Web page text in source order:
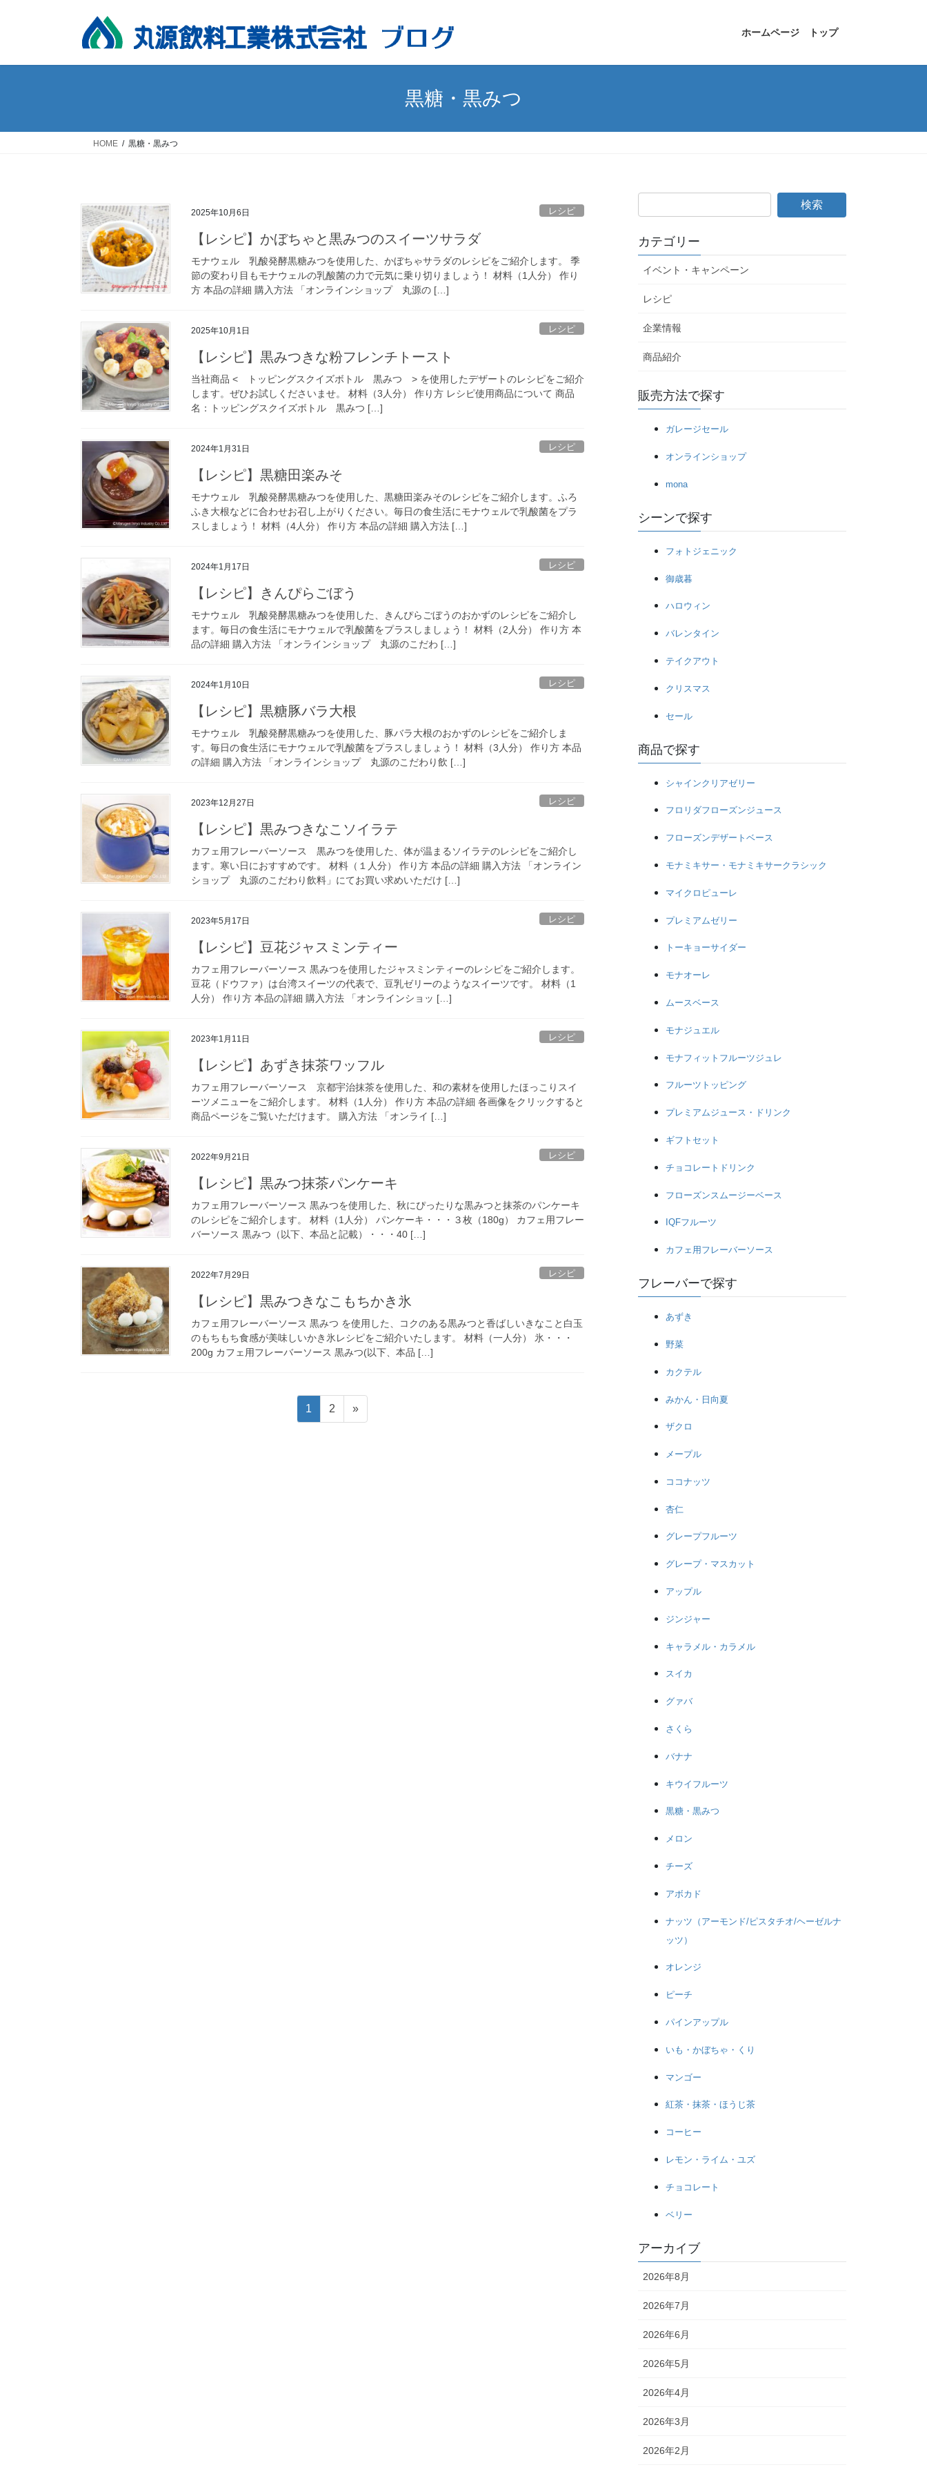
ホームページ トップ
黒糖・黒みつ
HOME 黒糖・黒みつ
2025年10月6日 レシピ
【レシピ】かぼちゃと黒みつのスイーツサラダ
モナウェル 乳酸発酵黒糖みつを使用した、かぼちゃサラダのレシピをご紹介します。 季
節の変わり目もモナウェルの乳酸菌の力で元気に乗り切りましょう！ 材料（1人分） 作り
方 本品の詳細 購入方法 「オンラインショップ 丸源の […]
2025年10月1日 レシピ
【レシピ】黒みつきな粉フレンチトースト
当社商品 < トッピングスクイズボトル 黒みつ > を使用したデザートのレシピをご紹介
します。ぜひお試しくださいませ。 材料（3人分） 作り方 レシピ使用商品について 商品
名：トッピングスクイズボトル 黒みつ […]
2024年1月31日 レシピ
【レシピ】黒糖田楽みそ
モナウェル 乳酸発酵黒糖みつを使用した、黒糖田楽みそのレシピをご紹介します。ふろ
ふき大根などに合わせお召し上がりください。毎日の食生活にモナウェルで乳酸菌をプラ
スしましょう！ 材料（4人分） 作り方 本品の詳細 購入方法 […]
2024年1月17日 レシピ
【レシピ】きんぴらごぼう
モナウェル 乳酸発酵黒糖みつを使用した、きんぴらごぼうのおかずのレシピをご紹介し
ます。毎日の食生活にモナウェルで乳酸菌をプラスしましょう！ 材料（2人分） 作り方 本
品の詳細 購入方法 「オンラインショップ 丸源のこだわ […]
2024年1月10日 レシピ
【レシピ】黒糖豚バラ大根
モナウェル 乳酸発酵黒糖みつを使用した、豚バラ大根のおかずのレシピをご紹介しま
す。毎日の食生活にモナウェルで乳酸菌をプラスしましょう！ 材料（3人分） 作り方 本品
の詳細 購入方法 「オンラインショップ 丸源のこだわり飲 […]
2023年12月27日 レシピ
【レシピ】黒みつきなこソイラテ
カフェ用フレーバーソース 黒みつを使用した、体が温まるソイラテのレシピをご紹介し
ます。寒い日におすすめです。 材料（１人分） 作り方 本品の詳細 購入方法 「オンライン
ショップ 丸源のこだわり飲料」にてお買い求めいただけ […]
2023年5月17日 レシピ
【レシピ】豆花ジャスミンティー
カフェ用フレーバーソース 黒みつを使用したジャスミンティーのレシピをご紹介します。
豆花（ドウファ）は台湾スイーツの代表で、豆乳ゼリーのようなスイーツです。 材料（1
人分） 作り方 本品の詳細 購入方法 「オンラインショッ […]
2023年1月11日 レシピ
【レシピ】あずき抹茶ワッフル
カフェ用フレーバーソース 京都宇治抹茶を使用した、和の素材を使用したほっこりスイ
ーツメニューをご紹介します。 材料（1人分） 作り方 本品の詳細 各画像をクリックすると
商品ページをご覧いただけます。 購入方法 「オンライ […]
2022年9月21日 レシピ
【レシピ】黒みつ抹茶パンケーキ
カフェ用フレーバーソース 黒みつを使用した、秋にぴったりな黒みつと抹茶のパンケーキ
のレシピをご紹介します。 材料（1人分） パンケーキ・・・３枚（180g） カフェ用フレー
バーソース 黒みつ（以下、本品と記載）・・・40 […]
2022年7月29日 レシピ
【レシピ】黒みつきなこもちかき氷
カフェ用フレーバーソース 黒みつ を使用した、コクのある黒みつと香ばしいきなこと白玉
のもちもち食感が美味しいかき氷レシピをご紹介いたします。 材料（一人分） 氷・・・
200g カフェ用フレーバーソース 黒みつ(以下、本品 […]
固
定
1
固
定
2 »
カテゴリー
イベント・キャンペーン
レシピ
企業情報
商品紹介
販売方法で探す
ガレージセール
オンラインショップ
mona
シーンで探す
フォトジェニック
御歳暮
ハロウィン
バレンタイン
テイクアウト
クリスマス
セール
商品で探す
シャインクリアゼリー
フロリダフローズンジュース
フローズンデザートベース
モナミキサー・モナミキサークラシック
マイクロピューレ
プレミアムゼリー
トーキョーサイダー
モナオーレ
ムースベース
モナジュエル
モナフィットフルーツジュレ
フルーツトッピング
プレミアムジュース・ドリンク
ギフトセット
チョコレートドリンク
フローズンスムージーベース
IQFフルーツ
カフェ用フレーバーソース
フレーバーで探す
あずき
野菜
カクテル
みかん・日向夏
ザクロ
メープル
ココナッツ
杏仁
グレープフルーツ
グレープ・マスカット
アップル
ジンジャー
キャラメル・カラメル
スイカ
グァバ
さくら
バナナ
キウイフルーツ
黒糖・黒みつ
メロン
チーズ
アボカド
ナッツ（アーモンド/ピスタチオ/ヘーゼルナ
ッツ）
オレンジ
ピーチ
パインアップル
いも・かぼちゃ・くり
マンゴー
紅茶・抹茶・ほうじ茶
コーヒー
レモン・ライム・ユズ
チョコレート
ベリー
アーカイブ
2026年8月
2026年7月
2026年6月
2026年5月
2026年4月
2026年3月
2026年2月